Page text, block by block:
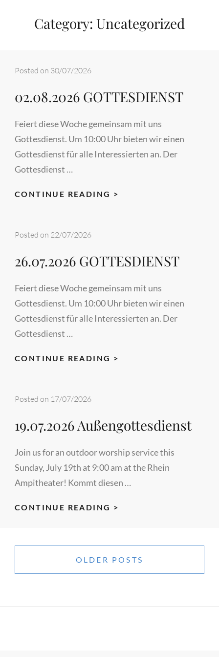
Category: Uncategorized
Posted on 30/07/2026
02.08.2026 GOTTESDIENST
Feiert diese Woche gemeinsam mit uns
Gottesdienst. Um 10:00 Uhr bieten wir einen
Gottesdienst für alle Interessierten an. Der
Gottesdienst …
CONTINUE READING >
Posted on 22/07/2026
26.07.2026 GOTTESDIENST
Feiert diese Woche gemeinsam mit uns
Gottesdienst. Um 10:00 Uhr bieten wir einen
Gottesdienst für alle Interessierten an. Der
Gottesdienst …
CONTINUE READING >
Posted on 17/07/2026
19.07.2026 Außengottesdienst
Join us for an outdoor worship service this
Sunday, July 19th at 9:00 am at the Rhein
Ampitheater! Kommt diesen …
CONTINUE READING >
Posts
navigationOLDER POSTS